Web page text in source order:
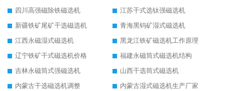
四川高强磁除铁磁选机
江苏干式选钛强磁选机
新疆铁矿尾矿干选磁选机
青海黑钨矿湿式磁选机
江西永磁湿式磁选机
黑龙江铁矿磁选机工作原理
辽宁铁矿干式磁选机价格
福建永磁筒式磁选机结构
吉林永磁筒式强磁选机
山西干选筒式磁选机
内蒙古干选磁选机调整
内蒙古湿式磁选机生产厂家